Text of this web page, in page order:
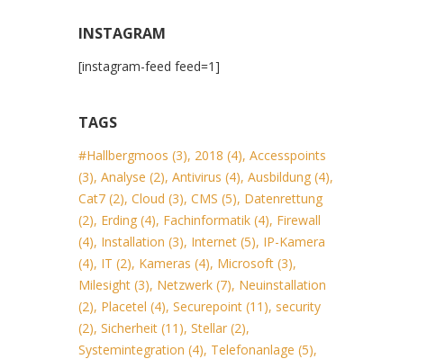
INSTAGRAM
[instagram-feed feed=1]
TAGS
#Hallbergmoos (3), 2018 (4), Accesspoints
(3), Analyse (2), Antivirus (4), Ausbildung(4),
Cat7(2), Cloud (3), CMS (5), Datenrettung
(2), Erding(4), Fachinformatik(4), Firewall
(4), Installation (3), Internet(5), IP-Kamera
(4), IT (2), Kameras (4), Microsoft(3),
Milesight(3), Netzwerk(7), Neuinstallation
(2), Placetel (4), Securepoint(11), security
(2), Sicherheit(11), Stellar(2),
Systemintegration (4), Telefonanlage (5),